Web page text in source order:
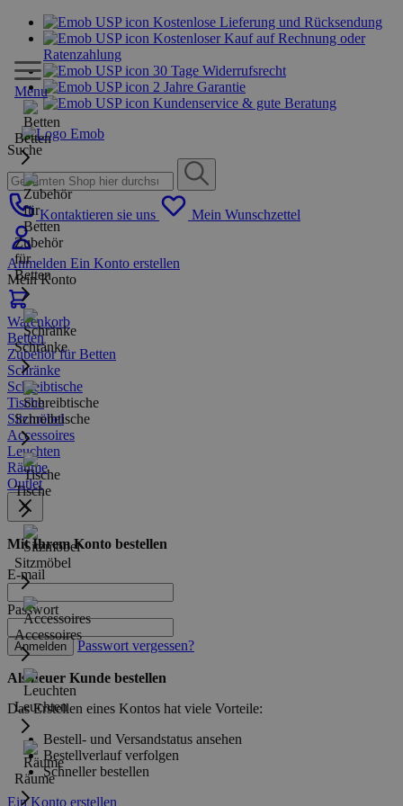
Kostenlose Lieferung und Rücksendung
Kostenloser Kauf auf Rechnung oder
Ratenzahlung
30 Tage Widerrufsrecht
2 Jahre Garantie
Kundenservice & gute Beratung
Suche
Kontaktieren sie uns Mein Wunschzettel
Anmelden Ein Konto erstellen
Mein Konto
Warenkorb
Menu
Betten
Zubehör
für
Betten
Schränke
Schreibtische
Tische
Sitzmöbel
Accessoires
Leuchten
Räume
Betten
Zubehör für Betten
Schränke
Schreibtische
Tische
Sitzmöbel
Accessoires
Leuchten
Räume
Outlet
Mit Ihrem Konto bestellen
E-mail
Passwort
Anmelden Passwort vergessen?
Als neuer Kunde bestellen
Das Erstellen eines Kontos hat viele Vorteile:
Bestell- und Versandstatus ansehen
Bestellverlauf verfolgen
Schneller bestellen
Ein Konto erstellen